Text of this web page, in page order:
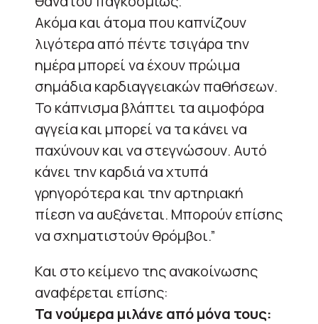
Ακόμα και άτομα που καπνίζουν
λιγότερα από πέντε τσιγάρα την
ημέρα μπορεί να έχουν πρώιμα
σημάδια καρδιαγγειακών παθήσεων.
Το κάπνισμα βλάπτει τα αιμοφόρα
αγγεία και μπορεί να τα κάνει να
παχύνουν και να στεγνώσουν. Αυτό
κάνει την καρδιά να χτυπά
γρηγορότερα και την αρτηριακή
πίεση να αυξάνεται. Μπορούν επίσης
να σχηματιστούν θρόμβοι.”
Και στο κείμενο της ανακοίνωσης
αναφέρεται επίσης:
Τα νούμερα μιλάνε από μόνα τους: